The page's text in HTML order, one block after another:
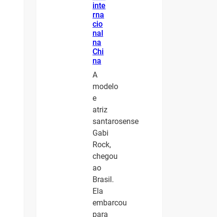
inte
rna
cio
nal
na
Chi
na
A
modelo
e
atriz
santarosense
Gabi
Rock,
chegou
ao
Brasil.
Ela
embarcou
para